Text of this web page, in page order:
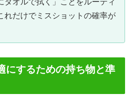
タオルで拭く」ことをルーティ
れだけでミスショットの確率が
にするための持ち物と準